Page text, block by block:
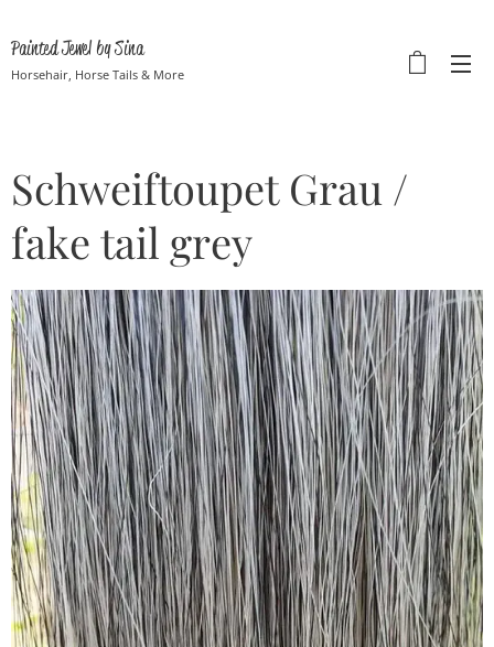
Painted Jewel by Sina
Horsehair, Horse Tails & More
Schweiftoupet Grau /
fake tail grey